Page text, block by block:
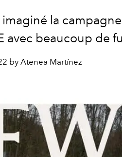
la
avec beaucoup de
by Atenea Martínez